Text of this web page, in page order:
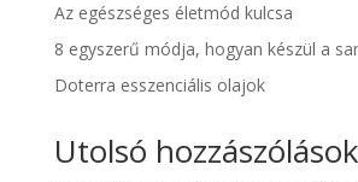
Az egészséges életmód kulcsa
8 egyszerű módja, hogyan készül a
Doterra esszenciális olajok
Utolsó hozzászólások